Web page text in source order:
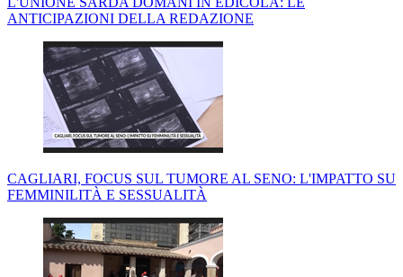
ANTICIPAZIONI DELLA REDAZIONE
CAGLIARI, FOCUS SUL TUMORE AL SENO: L'IMPATTO SU
FEMMINILITÀ E SESSUALITÀ